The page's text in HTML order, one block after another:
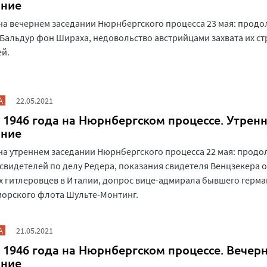
вечернем заседании Нюрнбергского процесса 23 мая:
фон Шираха, недовольство австрийцами захвата их
22.05.2021
года на Нюрнбергском процессе.
утреннем заседании Нюрнбергского процесса 22 мая:
по делу Редера, показания свидетеля Венцзекера о
гитлеровцев в Италии, допрос вице-адмирала бывшего
флота Шульте-Монтинг.
21.05.2021
года на Нюрнбергском процессе.